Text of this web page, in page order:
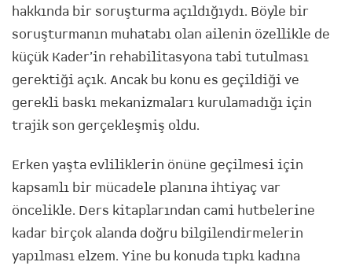
hakkında bir soruşturma açıldığıydı. Böyle bir
soruşturmanın muhatabı olan ailenin özellikle de
küçük Kader’in rehabilitasyona tabi tutulması
gerektiği açık. Ancak bu konu es geçildiği ve
gerekli baskı mekanizmaları kurulamadığı için
trajik son gerçekleşmiş oldu.
Erken yaşta evliliklerin önüne geçilmesi için
kapsamlı bir mücadele planına ihtiyaç var
öncelikle. Ders kitaplarından cami hutbelerine
kadar birçok alanda doğru bilgilendirmelerin
yapılması elzem. Yine bu konuda tıpkı kadına